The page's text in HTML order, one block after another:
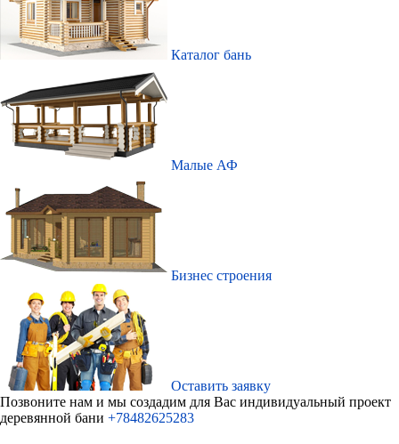
Каталог бань
Малые АФ
Бизнес строения
Оставить заявку
Позвоните нам и мы создадим для Ваc индивидуальный проект
деревянной бани +78482625283